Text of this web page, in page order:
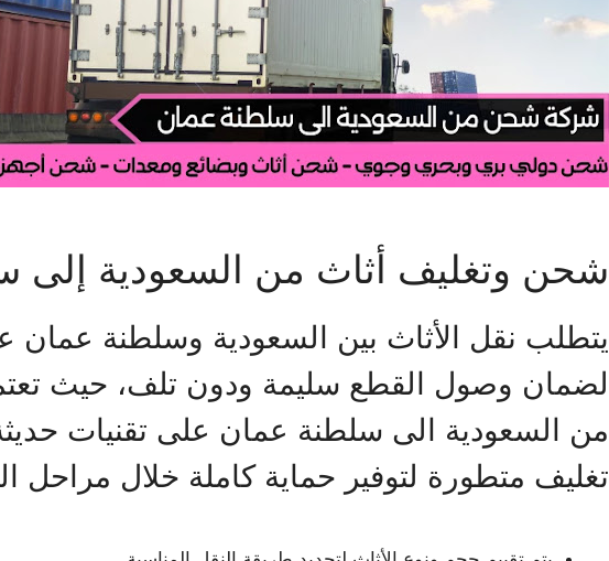
شحن وتغليف أثاث من السعودية إلى
يتطلب نقل الأثاث بين السعودية وسلطنة عمان
لضمان وصول القطع سليمة ودون تلف، حيث
من السعودية الى سلطنة عمان على تقنيات
تغليف متطورة لتوفير حماية كاملة خلال مراحل